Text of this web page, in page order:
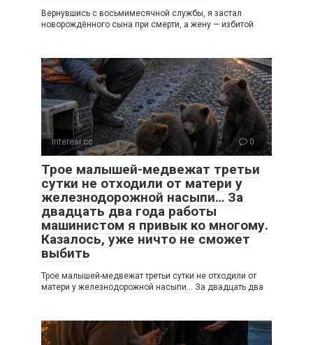
Вернувшись с восьмимесячной службы, я застал
новорождённого сына при смерти, а жену — избитой
Interesi.cc 0
Трое малышей-медвежат третьи
сутки не отходили от матери у
железнодорожной насыпи… За
двадцать два года работы
машинистом я привык ко многому.
Казалось, уже ничто не сможет
выбить
Трое малышей-медвежат третьи сутки не отходили от
матери у железнодорожной насыпи… За двадцать два